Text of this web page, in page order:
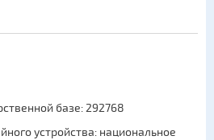
базе: 292768
устройства: национальное